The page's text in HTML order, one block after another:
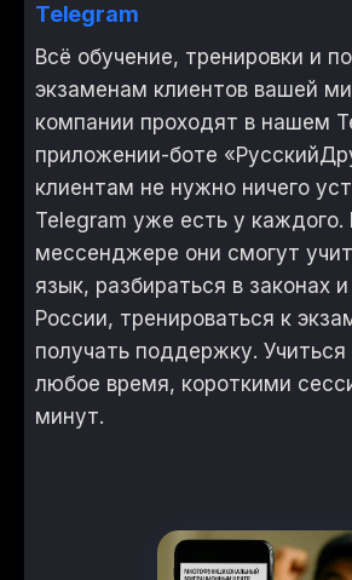
Telegram
Всё обучение, тренировки и
экзаменам клиентов вашей
компании проходят в нашем
приложении-боте
клиентам не нужно ничего
Telegram уже есть у каждого.
мессенджере они смогут
язык, разбираться в законах
России, тренироваться к
получать поддержку.
любое время, короткими
минут.